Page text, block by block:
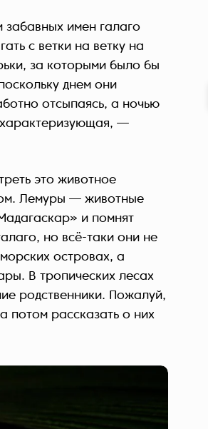
забавных имен галаго
с ветки на ветку на
за которыми было бы
днем они
отсыпаясь, а ночью
характеризующая, —
это животное
Лемуры — животные
и помнят
но всё-таки они не
островах, а
В тропических лесах
родственники. Пожалуй,
потом рассказать о них